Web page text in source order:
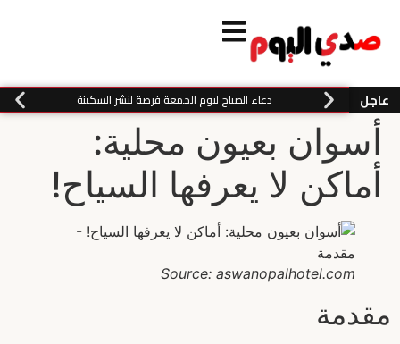
عاجل دعاء الصباح ليوم الجمعة فرصة لنشر السكينة
أسوان بعيون محلية:
أماكن لا يعرفها السياح!
Source: aswanopalhotel.com
مقدمة